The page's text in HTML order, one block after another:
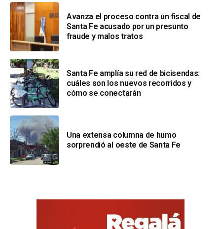
Avanza el proceso contra un fiscal de
Santa Fe acusado por un presunto
fraude y malos tratos
Santa Fe amplía su red de bicisendas:
cuáles son los nuevos recorridos y
cómo se conectarán
Una extensa columna de humo
sorprendió al oeste de Santa Fe